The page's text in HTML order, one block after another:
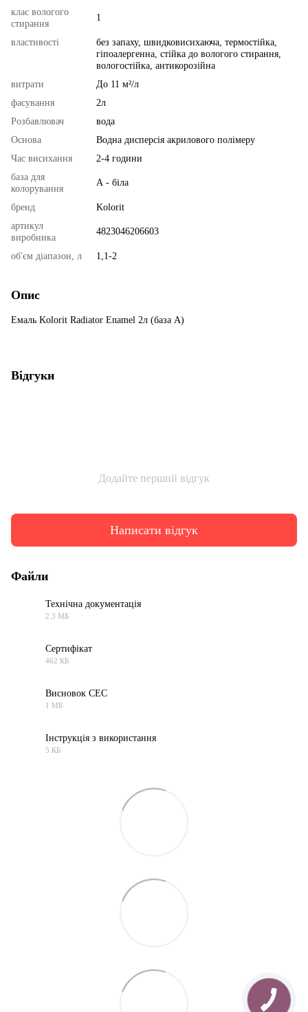
клас вологого
стирання
1
властивості
без запаху, швидковисихаюча, термостійка,
гіпоалергенна, стійка до вологого стирання,
вологостійка, антикорозійна
витрати
До 11 м²/л
фасування
2л
Розбавлювач
вода
Основа
Водна дисперсія акрилового полімеру
Час висихання
2-4 години
база для
колорування
А - біла
бренд
Kolorit
артикул
виробника
4823046206603
об'єм діапазон, л 1,1-2
Опис
Емаль Kolorit Radiator Enamel 2л (база A)
Відгуки
Додайте перший відгук
Написати відгук
Файли
Технічна документація
2.3 МБ
Сертифікат
462 КБ
Висновок СЕС
1 МБ
Інструкція з використання
5 КБ